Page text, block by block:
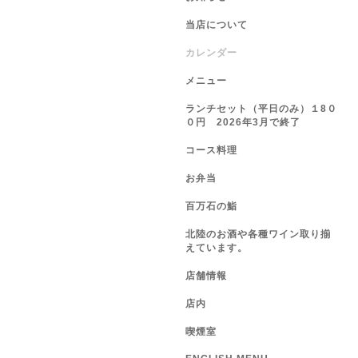
当店について
カレンダー
メニュー
ランチセット（平日のみ）１8０
０円 2026年3月で終了
コース料理
お弁当
百万石の鮨
北陸のお酒や各種ワイン取り揃
えています。
店舗情報
店内
喫煙室